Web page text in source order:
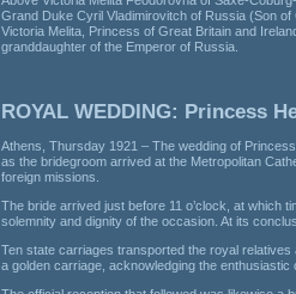
Grand Duke Cyril Vladimirovitch of Russia (Son of
Victoria Melita, Princess of Great Britain and
granddaughter of the Emperor of Russia.
ROYAL WEDDING: Princess
Athens, Thursday 1921 – The wedding of
as the bridegroom arrived at the Metropolitan
foreign missions.
The bride arrived just before 11 o’clock, at which
solemnity and dignity of the occasion. At its
Ten state carriages transported the royal
a golden carriage, acknowledging the enthusiastic